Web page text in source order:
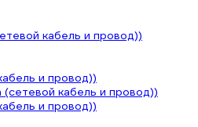
кабель и провод))
и провод))
кабель и провод))
и провод))